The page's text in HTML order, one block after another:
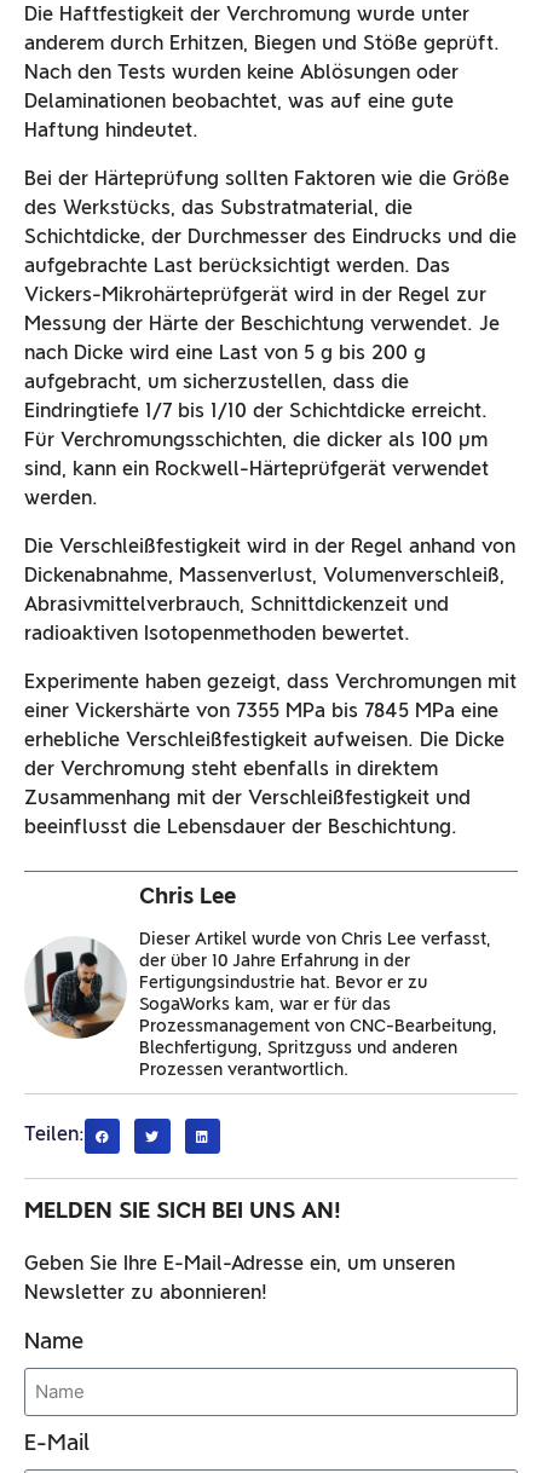
Die Haftfestigkeit der Verchromung wurde unter
anderem durch Erhitzen, Biegen und Stöße geprüft.
Nach den Tests wurden keine Ablösungen oder
Delaminationen beobachtet, was auf eine gute
Haftung hindeutet.
Bei der Härteprüfung sollten Faktoren wie die Größe
des Werkstücks, das Substratmaterial, die
Schichtdicke, der Durchmesser des Eindrucks und die
aufgebrachte Last berücksichtigt werden. Das
Vickers-Mikrohärteprüfgerät wird in der Regel zur
Messung der Härte der Beschichtung verwendet. Je
nach Dicke wird eine Last von 5 g bis 200 g
aufgebracht, um sicherzustellen, dass die
Eindringtiefe 1/7 bis 1/10 der Schichtdicke erreicht.
Für Verchromungsschichten, die dicker als 100 µm
sind, kann ein Rockwell-Härteprüfgerät verwendet
werden.
Die Verschleißfestigkeit wird in der Regel anhand von
Dickenabnahme, Massenverlust, Volumenverschleiß,
Abrasivmittelverbrauch, Schnittdickenzeit und
radioaktiven Isotopenmethoden bewertet.
Experimente haben gezeigt, dass Verchromungen mit
einer Vickershärte von 7355 MPa bis 7845 MPa eine
erhebliche Verschleißfestigkeit aufweisen. Die Dicke
der Verchromung steht ebenfalls in direktem
Zusammenhang mit der Verschleißfestigkeit und
beeinflusst die Lebensdauer der Beschichtung.
Chris Lee
Dieser Artikel wurde von Chris Lee verfasst,
der über 10 Jahre Erfahrung in der
Fertigungsindustrie hat. Bevor er zu
SogaWorks kam, war er für das
Prozessmanagement von CNC-Bearbeitung,
Blechfertigung, Spritzguss und anderen
Prozessen verantwortlich.
Teilen:
MELDEN SIE SICH BEI UNS AN!
Geben Sie Ihre E-Mail-Adresse ein, um unseren
Newsletter zu abonnieren!
Name
E-Mail